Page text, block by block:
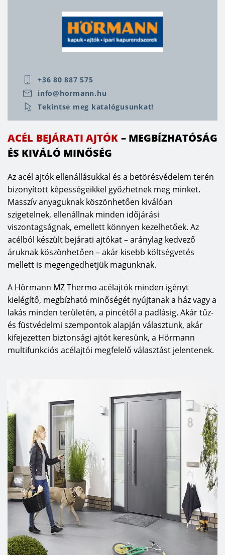
összhangban vannak egymással. Európa
piacvezető ajtó- és kapugyártójának kínálatában
ilyen kombinációk is elérhetők, többféle
választási lehetőség adott. A Hörmann portfóliója
színárnyalatban. Az alapfelszereléshez 5 pontos
automata zár is tartozik. A H-5 automata
reteszelődik, amint a kioldónyelv az ajtószárnyba
A fűtésszámla a rezsiköltségek jelentős részét
ajtó megfelelően hőszigeteljen. A ThermoPro acél
bejárati ajtók ennek az igénynek felelnek meg:
szépek, 8 pontos reteszeléssel gondoskodnak a
biztonságról, körbefutó dupla tömítésük
csökkenti a hőveszteséget, a lábrésznél lévő
kiegészítő kefetömítés szél és vihar ellen is
védelmet nyújt. A kiváló ThermoPro Plus bejárati
ajtók egy síkot alkotó felülettel, 65 mm vastag,
falcos acél ajtólappal rendelkeznek. A ThermoPro
Plus két modellje kapható az M bordás
szekcionált garázskapuval azonos kivitelben.
Passzívházakhoz ideális megoldást jelent a
ThermoCarbon alumínium bejárati ajtó. Az acél
szekcionált garázskapuk 15 azonos árú, népszerű
luc- és Hemlock fenyő – elérhető, a felületek
lazúros színbevonatot kapnak, melyek nyolcféle
színből választhatók, így a bejárati ajtóhoz, illetve
a ház összhatásához igazítható.
A Hörmann érdekes megoldást ajánl a
homlokzatkialakításhoz: az ALR alumínium
szekcionált kaput úgy építi be a homlokzatba,
hogy az szinte láthatatlan, kapuburkolatként
pedig tetszés szerint lehet használni fát,
kerámiát, fémet, műanyagot. Egy klasszikus vagy
szecessziós stílusú épülethez tökéletes kiegészítő
lehet az impregnált, fehérre alapozott, tömörfa
+36 80 887 575
info@hormann.hu
Tekintse meg katalógusunkat!
ACÉL BEJÁRATI AJTÓK – MEGBÍZHATÓSÁG
ÉS KIVÁLÓ MINŐSÉG
Az acél ajtók ellenállásukkal és a betörésvédelem terén
bizonyított képességeikkel győzhetnek meg minket.
Masszív anyaguknak köszönhetően kiválóan
szigetelnek, ellenállnak minden időjárási
viszontagságnak, emellett könnyen kezelhetőek. Az
acélból készült bejárati ajtókat – aránylag kedvező
áruknak köszönhetően – akár kisebb költségvetés
mellett is megengedhetjük magunknak.
A Hörmann MZ Thermo acélajtók minden igényt
kielégítő, megbízható minőségét nyújtanak a ház vagy a
lakás minden területén, a pincétől a padlásig. Akár tűz-
és füstvédelmi szempontok alapján választunk, akár
kifejezetten biztonsági ajtót keresünk, a Hörmann
multifunkciós acélajtói megfelelő választást jelentenek.